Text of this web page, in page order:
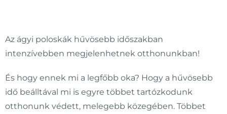
Az ágyi poloskák hűvösebb időszakban
intenzívebben megjelenhetnek otthonunkban!
És hogy ennek mi a legfőbb oka? Hogy a hűvösebb
idő beálltával mi is egyre többet tartózkodunk
otthonunk védett, melegebb közegében. Többet